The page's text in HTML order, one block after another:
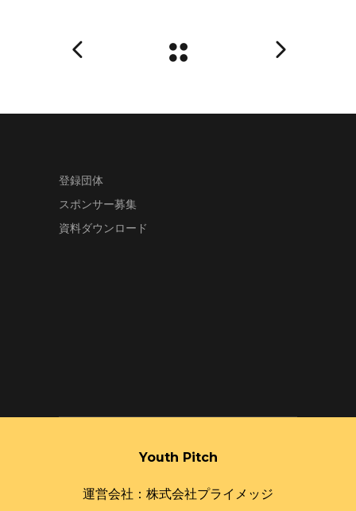
登録団体
スポンサー募集
資料ダウンロード
Youth Pitch
運営会社：株式会社プライメッジ